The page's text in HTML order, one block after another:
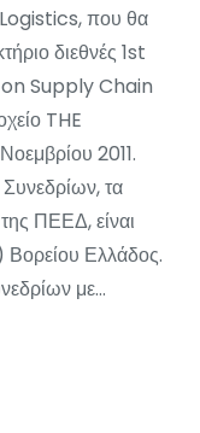
Logistics, που θα
διεθνές 1st
Supply Chain
THE
2011.
τα
ΠΕΕΔ, είναι
Βορείου Ελλάδος.
με…